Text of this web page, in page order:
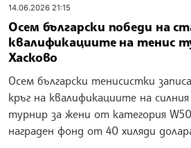
14.06.2026 21:15
Осем български победи на
квалификациите на тенис
Хасково
Осем български тенисистки
кръг на квалификациите на
турнир за жени от категория
награден фонд от 40 хиляди